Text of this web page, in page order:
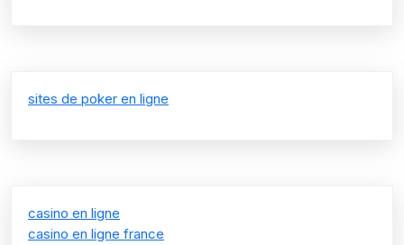
sites de poker en ligne
casino en ligne
casino en ligne france